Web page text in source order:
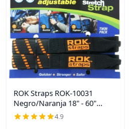
ROK Straps ROK-10031
Negro/Naranja 18" - 60"
Motorcycl/ATV Correa
elástica ajustable
4.9